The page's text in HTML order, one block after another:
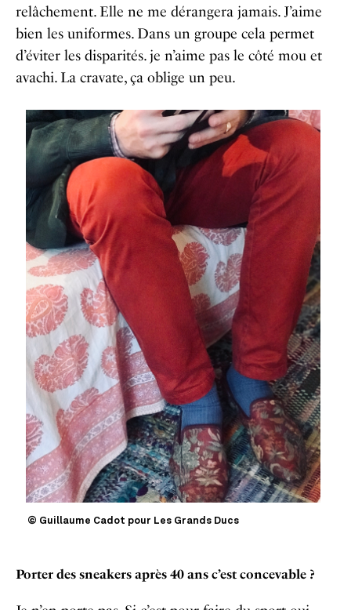
relâchement. Elle ne me dérangera jamais. J’aime
bien les uniformes. Dans un groupe cela permet
d’éviter les disparités. je n’aime pas le côté mou et
avachi. La cravate, ça oblige un peu.
© Guillaume Cadot pour Les Grands Ducs
Porter des sneakers après 40 ans c’est concevable ?